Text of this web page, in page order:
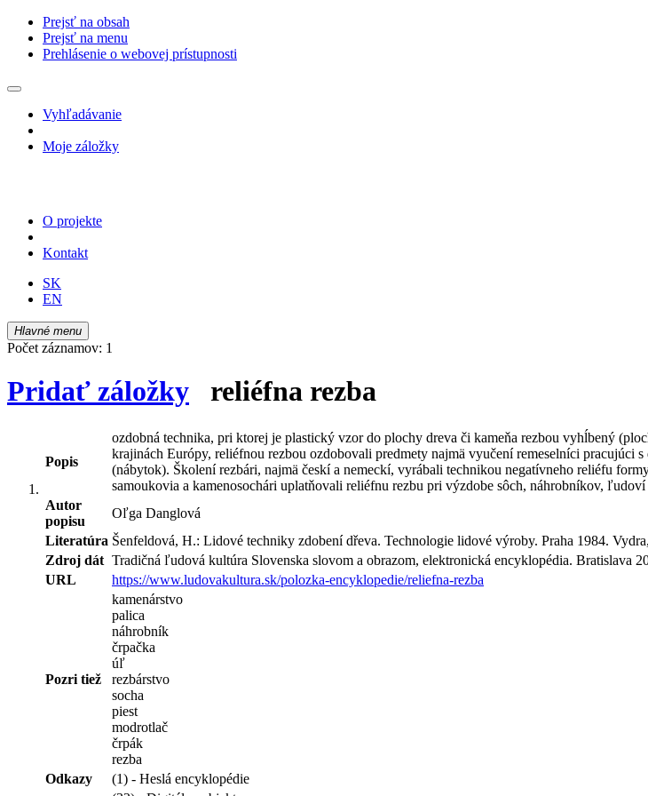
Prejsť na obsah
Prejsť na menu
Prehlásenie o webovej prístupnosti
Vyhľadávanie
Moje záložky
O projekte
Kontakt
SK
EN
Hlavné menu
Počet záznamov: 1
Pridať záložky reliéfna rezba
Popis
ozdobná technika, pri ktorej je plastický vzor do plochy dreva či kameňa rezbou vyhĺbený
krajinách Európy, reliéfnou rezbou ozdobovali predmety najmä vyučení remeselníci
(nábytok). Školení rezbári, najmä českí a nemeckí, vyrábali technikou negatívneho reliéfu
samoukovia a kamenosochári uplatňovali reliéfnu rezbu pri výzdobe sôch, náhrobníkov,
Autor
popisu
Oľga Danglová
Literatúra Šenfeldová, H.: Lidové techniky zdobení dřeva. Technologie lidové výroby. Praha 1984.
Zdroj dát Tradičná ľudová kultúra Slovenska slovom a obrazom, elektronická encyklopédia. Bratislava
URL
https://www.ludovakultura.sk/polozka-encyklopedie/reliefna-rezba
Pozri tiež
kamenárstvo
palica
náhrobník
črpačka
úľ
rezbárstvo
socha
piest
modrotlač
črpák
rezba
Odkazy
(1) - Heslá encyklopédie